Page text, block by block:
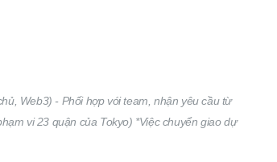
Web3) - Phối hợp với team, nhận yêu cầu từ
vi 23 quận của Tokyo) *Việc chuyển giao dự